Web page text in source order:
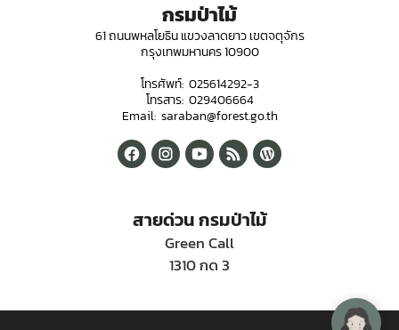
กรมป่าไม้
61 ถนนพหลโยธิน แขวงลาดยาว เขตจตุจักร
กรุงเทพมหานคร 10900
โทรศัพท์: 025614292-3
โทรสาร: 029406664
Email: saraban@forest.go.th
สายด่วน กรมป่าไม้
Green Call
1310 กด 3